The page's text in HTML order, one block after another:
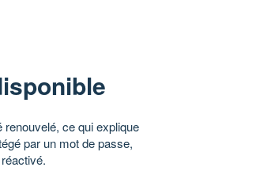
renouvelé, ce qui explique
par un mot de passe,